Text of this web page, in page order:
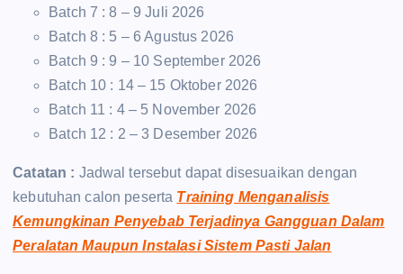
Batch 7 : 8 – 9 Juli 2026
Batch 8 : 5 – 6 Agustus 2026
Batch 9 : 9 – 10 September 2026
Batch 10 : 14 – 15 Oktober 2026
Batch 11 : 4 – 5 November 2026
Batch 12 : 2 – 3 Desember 2026
Catatan : Jadwal tersebut dapat disesuaikan dengan
kebutuhan calon peserta Training Menganalisis
Kemungkinan Penyebab Terjadinya Gangguan Dalam
Peralatan Maupun Instalasi Sistem Pasti Jalan